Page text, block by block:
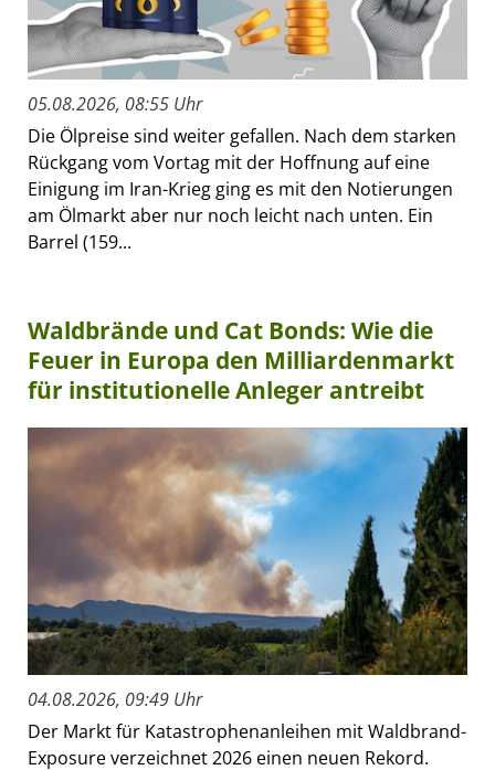
05.08.2026, 08:55 Uhr
Die Ölpreise sind weiter gefallen. Nach dem starken
Rückgang vom Vortag mit der Hoffnung auf eine
Einigung im Iran-Krieg ging es mit den Notierungen
am Ölmarkt aber nur noch leicht nach unten. Ein
Barrel (159...
Waldbrände und Cat Bonds: Wie die
Feuer in Europa den Milliardenmarkt
für institutionelle Anleger antreibt
04.08.2026, 09:49 Uhr
Der Markt für Katastrophenanleihen mit Waldbrand-
Exposure verzeichnet 2026 einen neuen Rekord.